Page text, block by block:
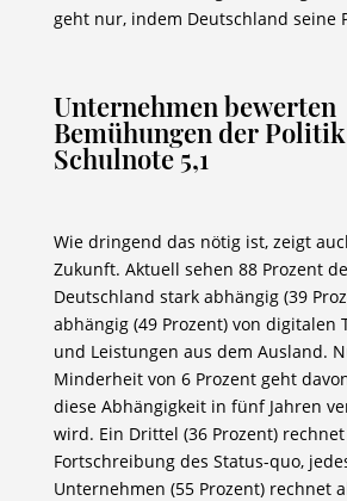
geht nur, indem Deutschland seine
Unternehmen bewerten
Bemühungen der
Schulnote 5,1
Wie dringend das nötig ist, zeigt
Zukunft. Aktuell sehen 88 Prozent
Deutschland stark abhängig (39
abhängig (49 Prozent) von digitalen
und Leistungen aus dem Ausland.
Minderheit von 6 Prozent geht
diese Abhängigkeit in fünf Jahren
wird. Ein Drittel (36 Prozent)
Fortschreibung des Status-quo,
Unternehmen (55 Prozent) rechnet